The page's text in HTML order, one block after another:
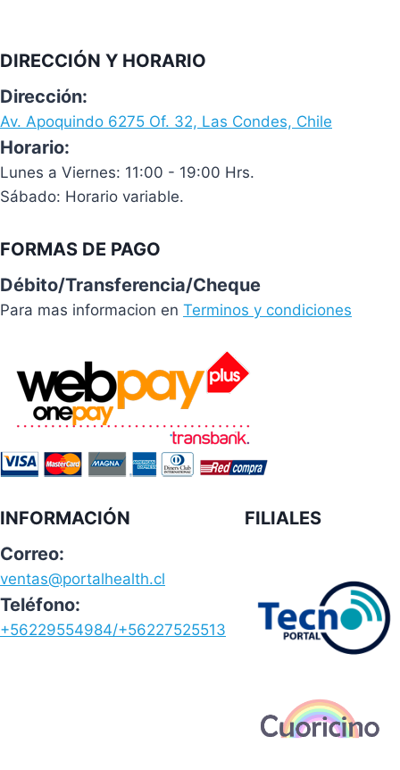
DIRECCIÓN Y HORARIO
Dirección:
Av. Apoquindo 6275 Of. 32, Las Condes, Chile
Horario:
Lunes a Viernes: 11:00 - 19:00 Hrs.
Sábado: Horario variable.
FORMAS DE PAGO
Débito/Transferencia/Cheque
Para mas informacion en Terminos y condiciones
INFORMACIÓN
Correo:
ventas@portalhealth.cl
Teléfono:
+56229554984/+56227525513
FILIALES